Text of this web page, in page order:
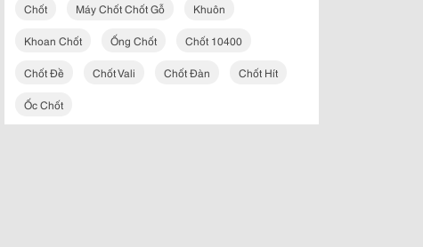
Chốt Máy Chốt Chốt Gỗ Khuôn
Khoan Chốt Ống Chốt Chốt 10400
Chốt Đề Chốt Vali Chốt Đàn Chốt Hít
Ốc Chốt